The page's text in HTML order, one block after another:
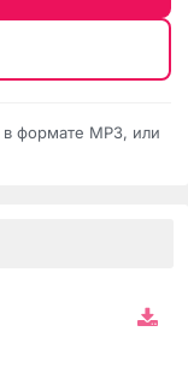
в формате MP3, или